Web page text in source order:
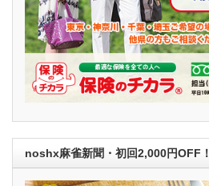
noshx麻雀新聞・初回2,000円OFF！